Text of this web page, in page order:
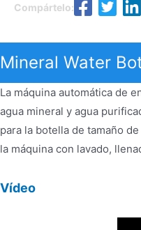
Compártelo:
Mineral Water
La máquina automática de
agua mineral y agua
para la botella de tamaño
la máquina con lavado,
Vídeo